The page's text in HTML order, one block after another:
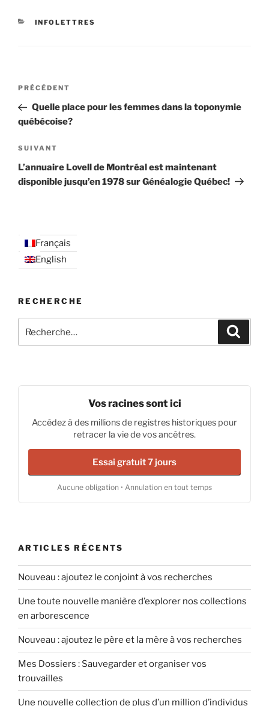
CATÉGORIES
INFOLETTRES
Navigation
l’article
Article
précédent
PRÉCÉDENT
Quelle place pour les femmes dans la toponymie
québécoise?
Article
suivant
SUIVANT
L’annuaire Lovell de Montréal est maintenant
disponible jusqu’en 1978 sur Généalogie Québec!
Français
English
RECHERCHE
pour
Vos racines sont ici
Accédez à des millions de registres historiques pour
retracer la vie de vos ancêtres.
Essai gratuit 7 jours
Aucune obligation • Annulation en tout temps
ARTICLES RÉCENTS
Nouveau : ajoutez le conjoint à vos recherches
Une toute nouvelle manière d’explorer nos collections
en arborescence
Nouveau : ajoutez le père et la mère à vos recherches
Mes Dossiers : Sauvegarder et organiser vos
trouvailles
Une nouvelle collection de plus d’un million d’individus